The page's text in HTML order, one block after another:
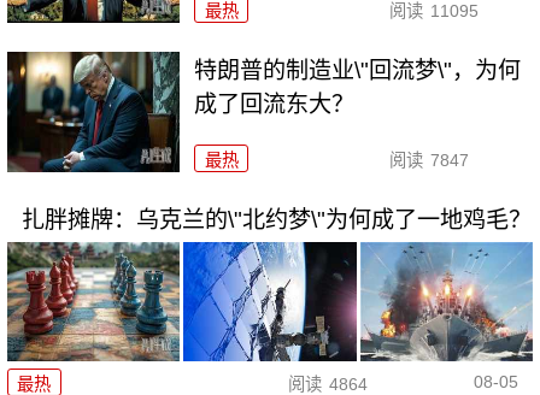
最热 阅读 11095
特朗普的制造业\"回流梦\"，为何
成了回流东大？
最热 阅读 7847
扎胖摊牌：乌克兰的\"北约梦\"为何成了一地鸡毛？
最热 阅读 4864 08-05